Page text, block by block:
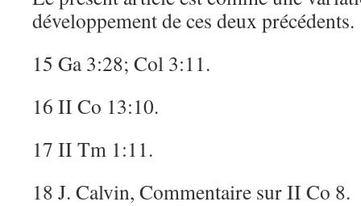
développement de ces deux précédents.
15 Ga 3:28; Col 3:11.
16 II Co 13:10.
17 II Tm 1:11.
18 J. Calvin, Commentaire sur II Co 8.